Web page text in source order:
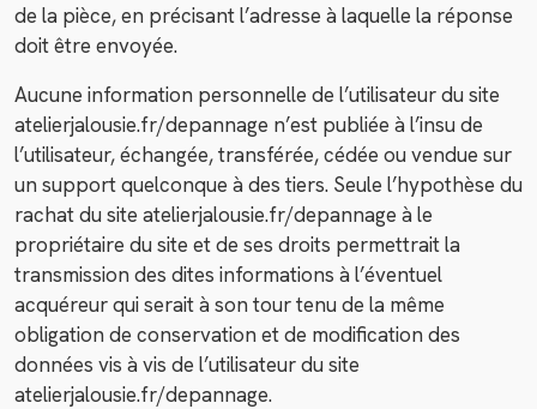
de la pièce, en précisant l’adresse à laquelle la réponse
doit être envoyée.
Aucune information personnelle de l’utilisateur du site
atelierjalousie.fr/depannage n’est publiée à l’insu de
l’utilisateur, échangée, transférée, cédée ou vendue sur
un support quelconque à des tiers. Seule l’hypothèse du
rachat du site atelierjalousie.fr/depannage à le
propriétaire du site et de ses droits permettrait la
transmission des dites informations à l’éventuel
acquéreur qui serait à son tour tenu de la même
obligation de conservation et de modification des
données vis à vis de l’utilisateur du site
atelierjalousie.fr/depannage.